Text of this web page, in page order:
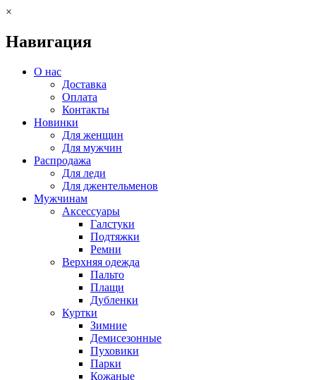
×
Навигация
О нас
Доставка
Оплата
Контакты
Новинки
Для женщин
Для мужчин
Распродажа
Для леди
Для джентельменов
Мужчинам
Аксессуары
Галстуки
Подтяжки
Ремни
Верхняя одежда
Пальто
Плащи
Дубленки
Куртки
Зимние
Демисезонные
Пуховики
Парки
Кожаные